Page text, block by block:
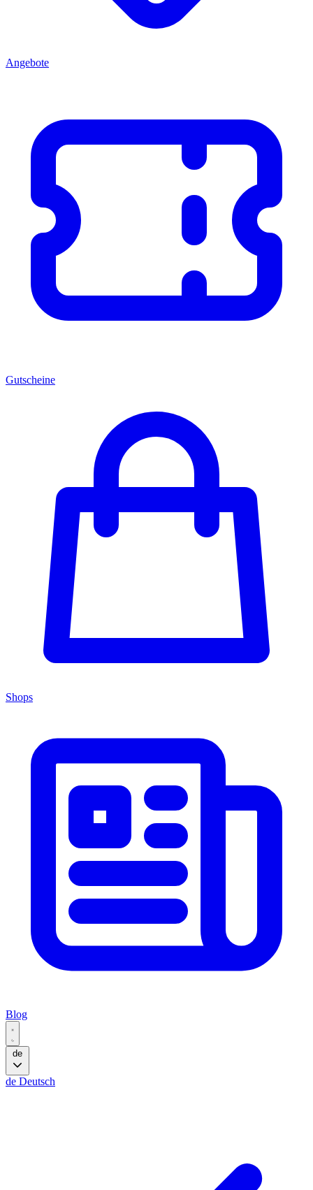
Angebote
Gutscheine
Shops
Blog
de
de Deutsch